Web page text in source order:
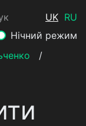
UK RU
Нічний режим
/